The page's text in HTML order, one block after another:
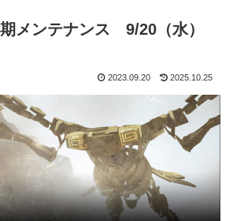
メンテナンス 9/20（水）
2023.09.20 2025.10.25